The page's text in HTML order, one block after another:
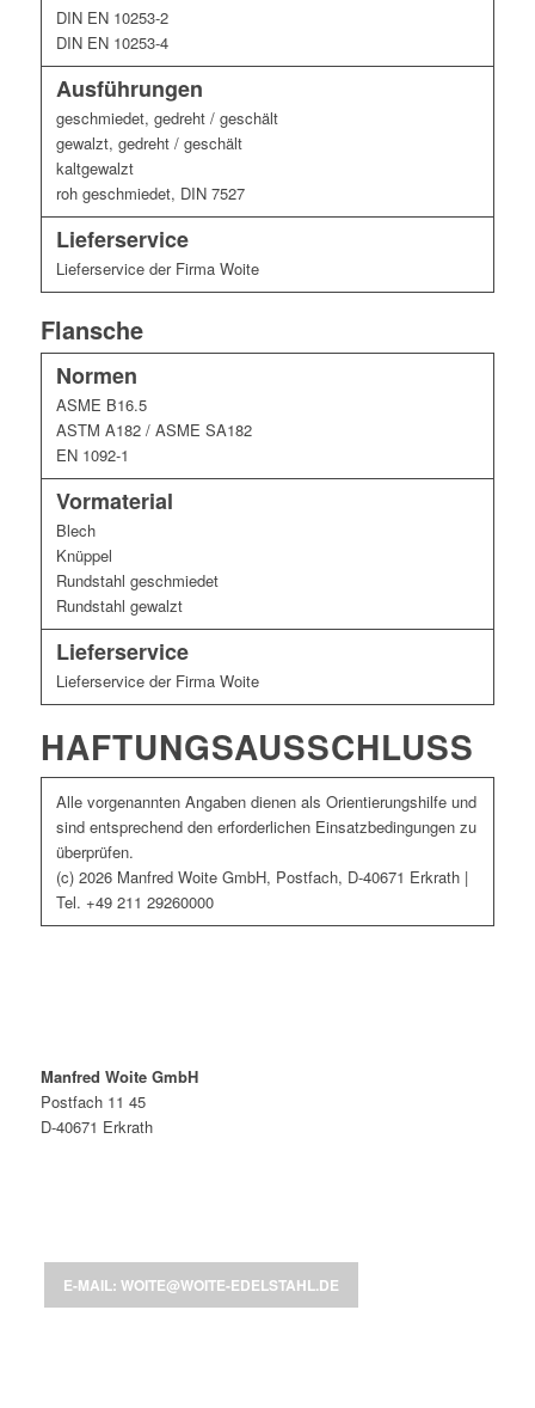
DIN EN 10253-2
DIN EN 10253-4
Ausführungen
geschmiedet, gedreht / geschält
gewalzt, gedreht / geschält
kaltgewalzt
roh geschmiedet, DIN 7527
Lieferservice
Lieferservice der Firma Woite
Flansche
Normen
ASME B16.5
ASTM A182 / ASME SA182
EN 1092-1
Vormaterial
Blech
Knüppel
Rundstahl geschmiedet
Rundstahl gewalzt
Lieferservice
Lieferservice der Firma Woite
HAFTUNGSAUSSCHLUSS
Alle vorgenannten Angaben dienen als Orientierungshilfe und
sind entsprechend den erforderlichen Einsatzbedingungen zu
überprüfen.
(c) 2026 Manfred Woite GmbH, Postfach, D-40671 Erkrath |
Tel. +49 211 29260000
Manfred Woite GmbH
Postfach 11 45
D-40671 Erkrath
E-MAIL: WOITE@WOITE-EDELSTAHL.DE